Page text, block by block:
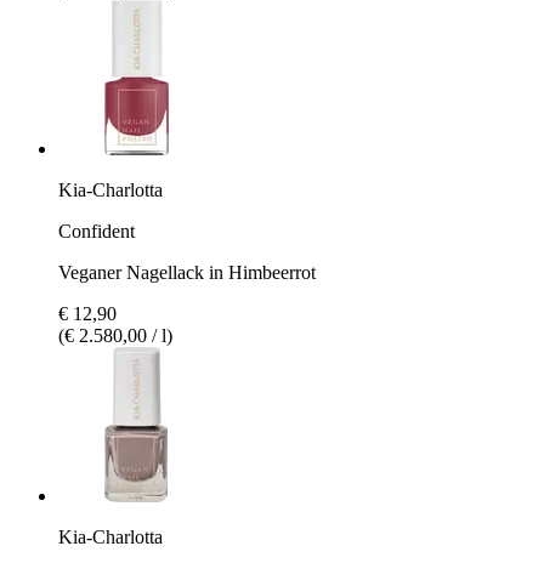
Kia-Charlotta
Confident
Veganer Nagellack in Himbeerrot
€ 12,90
(€ 2.580,00 / l)
Kia-Charlotta